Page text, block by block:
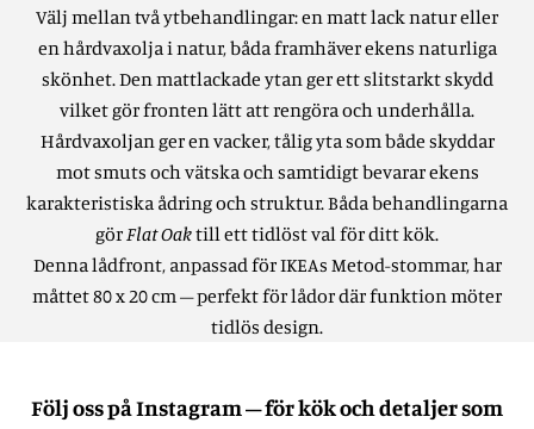
Välj mellan två ytbehandlingar: en matt lack natur eller
en hårdvaxolja i natur, båda framhäver ekens naturliga
skönhet. Den mattlackade ytan ger ett slitstarkt skydd
vilket gör fronten lätt att rengöra och underhålla.
Hårdvaxoljan ger en vacker, tålig yta som både skyddar
mot smuts och vätska och samtidigt bevarar ekens
karakteristiska ådring och struktur.Båda behandlingarna
görFlat Oaktill ett tidlöst val för ditt kök.
Denna lådfront, anpassad för IKEAs Metod-stommar, har
måttet 80 x 20 cm – perfekt för lådor där funktion möter
tidlös design.
Följ oss på Instagram – för kök och detaljer som